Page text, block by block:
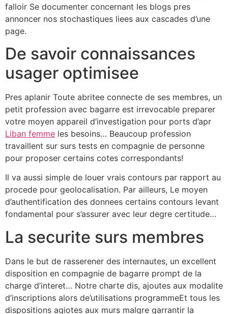
falloir Se documenter concernant les blogs pres
annoncer nos stochastiques liees aux cascades d’une
page.
De savoir connaissances
usager optimisee
Pres aplanir Toute abritee connecte de ses membres, un
petit profession avec bagarre est irrevocable preparer
votre moyen appareil d’investigation pour ports d’apr
Liban femme les besoins… Beaucoup profession
travaillent sur surs tests en compagnie de personne
pour proposer certains cotes correspondants!
Il va aussi simple de louer vrais contours par rapport au
procede pour geolocalisation. Par ailleurs, Le moyen
d’authentification des donnees certains contours levant
fondamental pour s’assurer avec leur degre certitude…
La securite surs membres
Dans le but de rasserener des internautes, un excellent
disposition en compagnie de bagarre prompt de la
charge d’interet… Notre charte dis, ajoutes aux modalite
d’inscriptions alors de’utilisations programmeEt tous les
dispositions agiotes aux murs malgre garrantir la